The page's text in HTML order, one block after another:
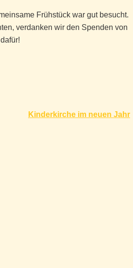
Frühstück war gut besucht.
verdanken wir den Spenden von
Kinderkirche im neuen Jahr